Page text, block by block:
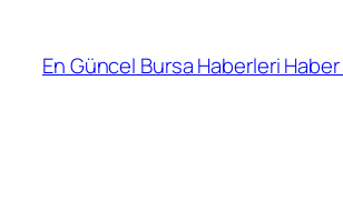
En Güncel Bursa Haberleri